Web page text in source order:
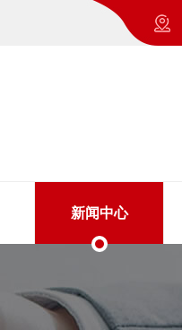
新闻中心